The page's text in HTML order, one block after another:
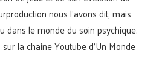
nous l’avons dit, mais
dans le monde du soin psychique.
la chaine Youtube d’Un Monde